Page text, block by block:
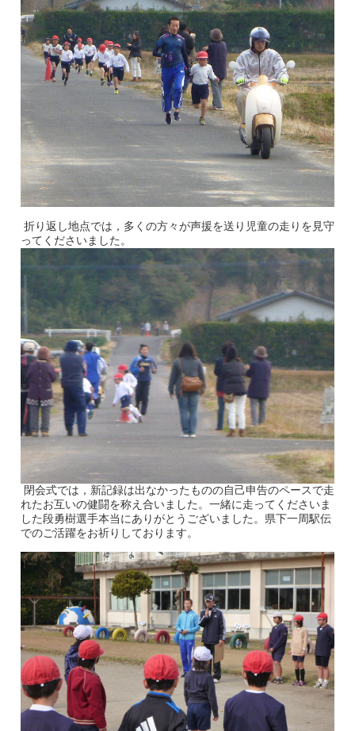
折り返し地点では，多くの方々が声援を送り児童の走りを見守
ってくださいました。
閉会式では，新記録は出なかったものの自己申告のペースで走
れたお互いの健闘を称え合いました。一緒に走ってくださいま
した段勇樹選手本当にありがとうございました。県下一周駅伝
でのご活躍をお祈りしております。